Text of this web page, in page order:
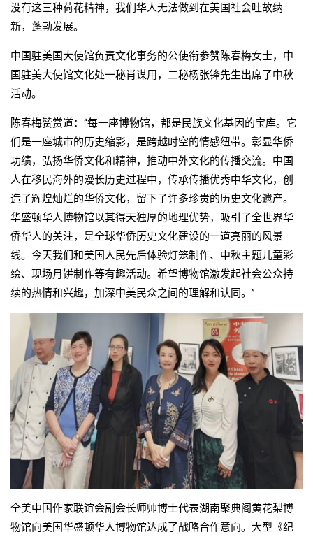
没有这三种荷花精神，我们华人无法做到在美国社会吐故纳
新，蓬勃发展。
中国驻美国大使馆负责文化事务的公使衔参赞陈春梅女士，中
国驻美大使馆文化处一秘肖谋用，二秘杨张锋先生出席了中秋
活动。
陈春梅赞赏道：“每一座博物馆，都是民族文化基因的宝库。它
们是一座城市的历史缩影，是跨越时空的情感纽带。彰显华侨
功绩，弘扬华侨文化和精神，推动中外文化的传播交流。中国
人在移民海外的漫长历史过程中，传承传播优秀中华文化，创
造了辉煌灿烂的华侨文化，留下了许多珍贵的历史文化遗产。
华盛顿华人博物馆以其得天独厚的地理优势，吸引了全世界华
侨华人的关注，是全球华侨历史文化建设的一道亮丽的风景
线。今天我们和美国人民先后体验灯笼制作、中秋主题儿童彩
绘、现场月饼制作等有趣活动。希望博物馆激发起社会公众持
续的热情和兴趣，加深中美民众之间的理解和认同。”
全美中国作家联谊会副会长师帅博士代表湖南聚典阁黄花梨博
物馆向美国华盛顿华人博物馆达成了战略合作意向。大型《纪